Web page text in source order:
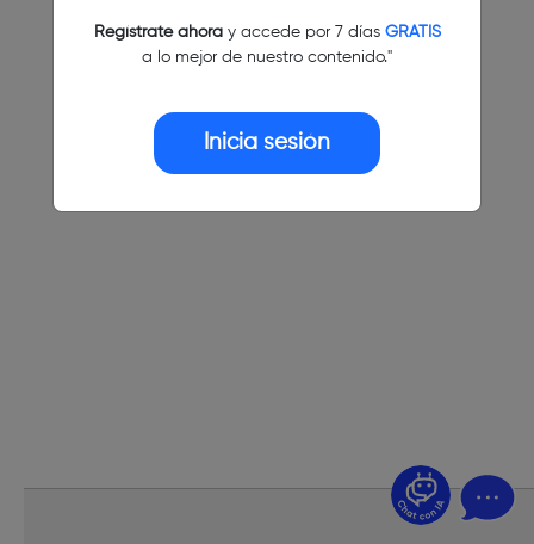
Regístrate ahoray accede por 7 días GRATIS
a lo mejor de nuestro contenido."
Inicia sesión